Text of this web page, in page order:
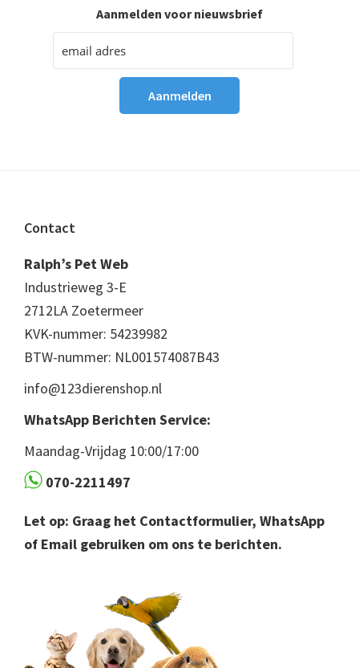
Aanmelden voor nieuwsbrief
Footer
Contact
Ralph’s Pet Web
Industrieweg 3-E
2712LA Zoetermeer
KVK-nummer: 54239982
BTW-nummer: NL001574087B43
info@123dierenshop.nl
WhatsApp Berichten Service:
Maandag-Vrijdag 10:00/17:00
070-2211497
Let op: Graag het Contactformulier, WhatsApp
of Email gebruiken om ons te berichten.